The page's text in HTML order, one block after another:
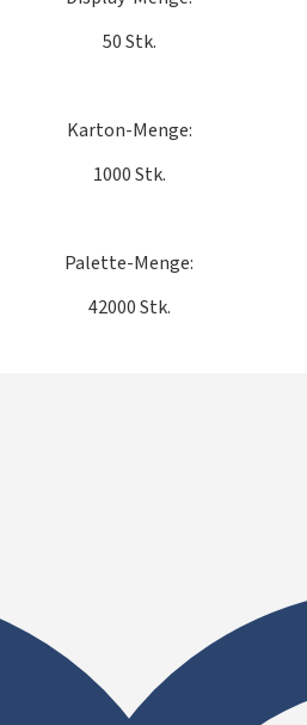
50 Stk.
Karton-Menge:
1000 Stk.
Palette-Menge:
42000 Stk.